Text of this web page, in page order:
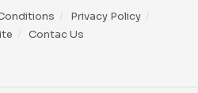
Privacy Policy
Contac Us